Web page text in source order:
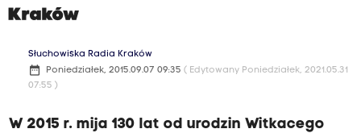
Kraków
Słuchowiska Radia Kraków
date_range Poniedziałek, 2015.09.07 09:35 ( Edytowany Poniedziałek, 2021.05.31
07:55 )
W 2015 r. mija 130 lat od urodzin Witkacego